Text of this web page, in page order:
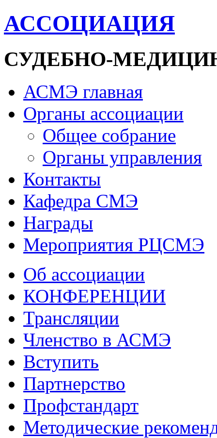
АССОЦИАЦИЯ
СУДЕБНО-
АСМЭ главная
Органы ассоциации
Общее собрание
Органы управления
Контакты
Кафедра СМЭ
Награды
Мероприятия РЦСМЭ
Об ассоциации
КОНФЕРЕНЦИИ
Трансляции
Членство в АСМЭ
Вступить
Партнерство
Профстандарт
Методические